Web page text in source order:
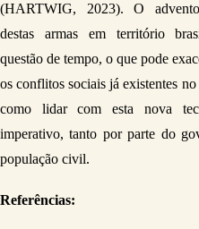
(HARTWIG, 2023). O
destas armas em território
questão de tempo, o que pode
os conflitos sociais já existentes
como lidar com esta nova
imperativo, tanto por parte do
população civil.
Referências: